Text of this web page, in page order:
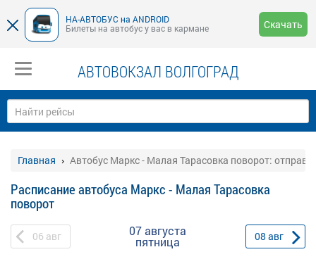
НА-АВТОБУС на ANDROID
Билеты на автобус у вас в кармане
Скачать
АВТОВОКЗАЛ ВОЛГОГРАД
Главная Автобус Маркс - Малая Тарасовка поворот:
Расписание автобуса Маркс - Малая Тарасовка
поворот
06 авг 07 августа
пятница 08 авг